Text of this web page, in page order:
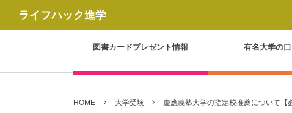
ライフハック進学
図書カードプレゼント情報 有名大学の口
HOME 大学受験 慶應義塾大学の指定校推薦について【